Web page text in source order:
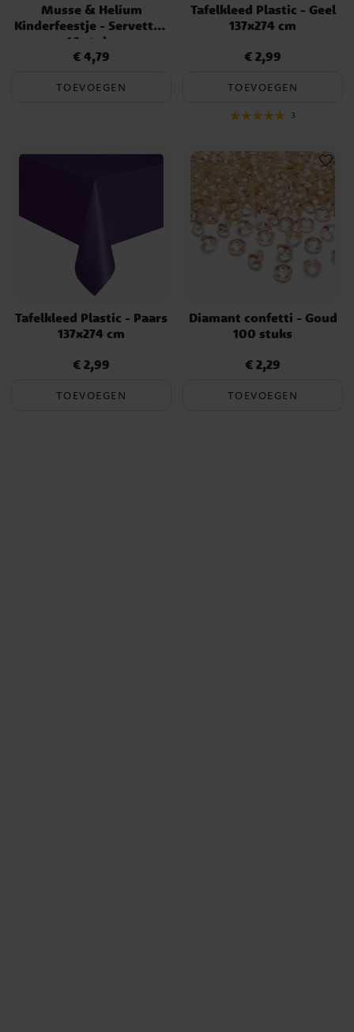
Musse & Helium
Kinderfeestje - Servetten
16 stuks
Prijs :€ 4,79
€ 4,79
TOEVOEGEN
Tafelkleed Plastic - Geel
137x274 cm
Prijs :€ 2,99
€ 2,99
TOEVOEGEN
3
Tafelkleed Plastic - Paars
137x274 cm
Prijs :€ 2,99
€ 2,99
TOEVOEGEN
Diamant confetti - Goud
100 stuks
Prijs :€ 2,29
€ 2,29
TOEVOEGEN